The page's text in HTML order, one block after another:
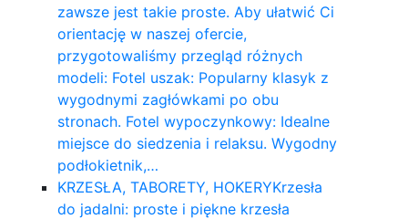
zawsze jest takie proste. Aby ułatwić Ci
orientację w naszej ofercie,
przygotowaliśmy przegląd różnych
modeli: Fotel uszak: Popularny klasyk z
wygodnymi zagłówkami po obu
stronach. Fotel wypoczynkowy: Idealne
miejsce do siedzenia i relaksu. Wygodny
podłokietnik,…
KRZESŁA, TABORETY, HOKERYKrzesła
do jadalni: proste i piękne krzesła